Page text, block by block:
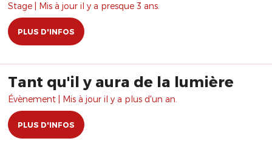
Stage | Mis à jour il y a presque 3 ans.
PLUS D'INFOS
Tant qu'il y aura de la lumière
Évènement | Mis à jour il y a plus d'un an.
PLUS D'INFOS